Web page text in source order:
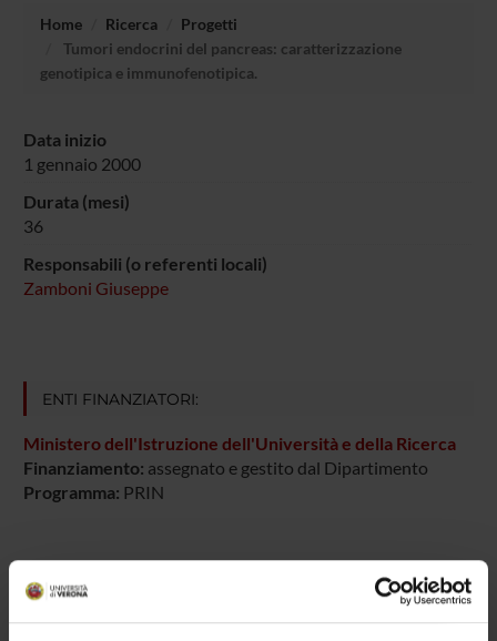
Home Ricerca
Progetti
Tumori endocrini del pancreas: caratterizzazione
genotipica e immunofenotipica.
Data inizio
1 gennaio 2000
Durata (mesi)
36
Responsabili (o referenti locali)
Zamboni Giuseppe
ENTI FINANZIATORI:
Ministero dell'Istruzione dell'Università e della Ricerca
Finanziamento: assegnato e gestito dal Dipartimento
Programma: PRIN
PARTECIPANTI AL PROGETTO